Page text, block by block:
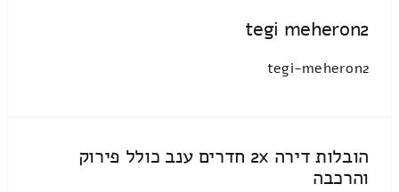
tegi meheron2
tegi-meheron2
הובלות דירה 2x חדרים ענב כולל פירוק
והרכבה